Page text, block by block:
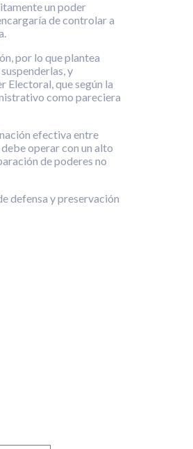
un poder
de controlar a
por lo que plantea
y
Electoral, que según la
como pareciera
efectiva entre
operar con un alto
de poderes no
defensa y preservación